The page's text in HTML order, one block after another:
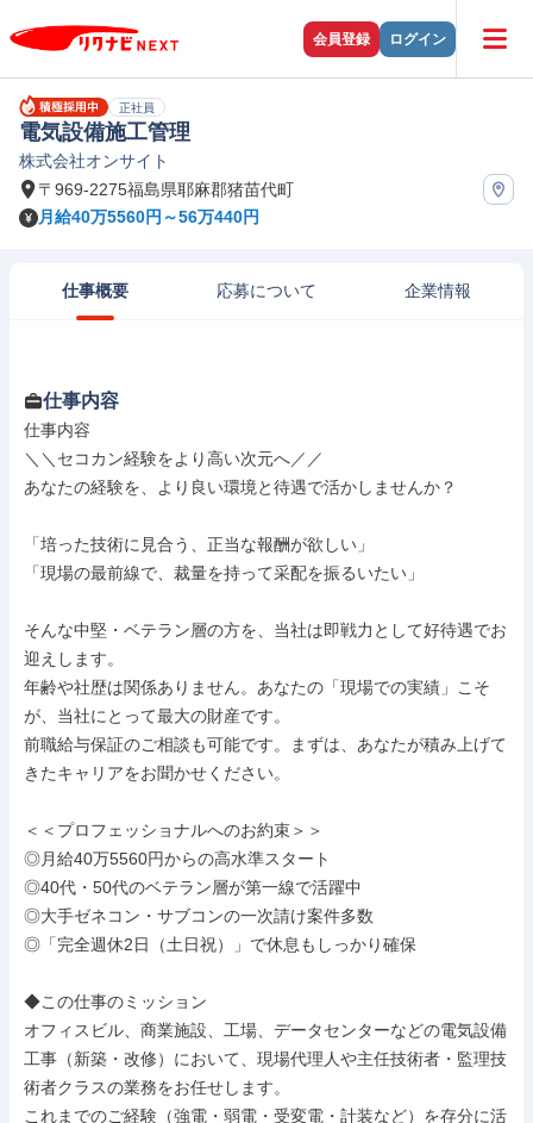
会員登録 ログイン
正社員
電気設備施工管理
株式会社オンサイト
〒969-2275福島県耶麻郡猪苗代町
月給40万5560円～56万440円
仕事概要 応募について 企業情報
仕事内容
仕事内容
＼＼セコカン経験をより高い次元へ／／
あなたの経験を、より良い環境と待遇で活かしませんか？
「培った技術に見合う、正当な報酬が欲しい」
「現場の最前線で、裁量を持って采配を振るいたい」
そんな中堅・ベテラン層の方を、当社は即戦力として好待遇でお
迎えします。
年齢や社歴は関係ありません。あなたの「現場での実績」こそ
が、当社にとって最大の財産です。
前職給与保証のご相談も可能です。まずは、あなたが積み上げて
きたキャリアをお聞かせください。
＜＜プロフェッショナルへのお約束＞＞
◎月給40万5560円からの高水準スタート
◎40代・50代のベテラン層が第一線で活躍中
◎大手ゼネコン・サブコンの一次請け案件多数
◎「完全週休2日（土日祝）」で休息もしっかり確保
◆この仕事のミッション
オフィスビル、商業施設、工場、データセンターなどの電気設備
工事（新築・改修）において、現場代理人や主任技術者・監理技
術者クラスの業務をお任せします。
これまでのご経験（強電・弱電・受変電・計装など）を存分に活